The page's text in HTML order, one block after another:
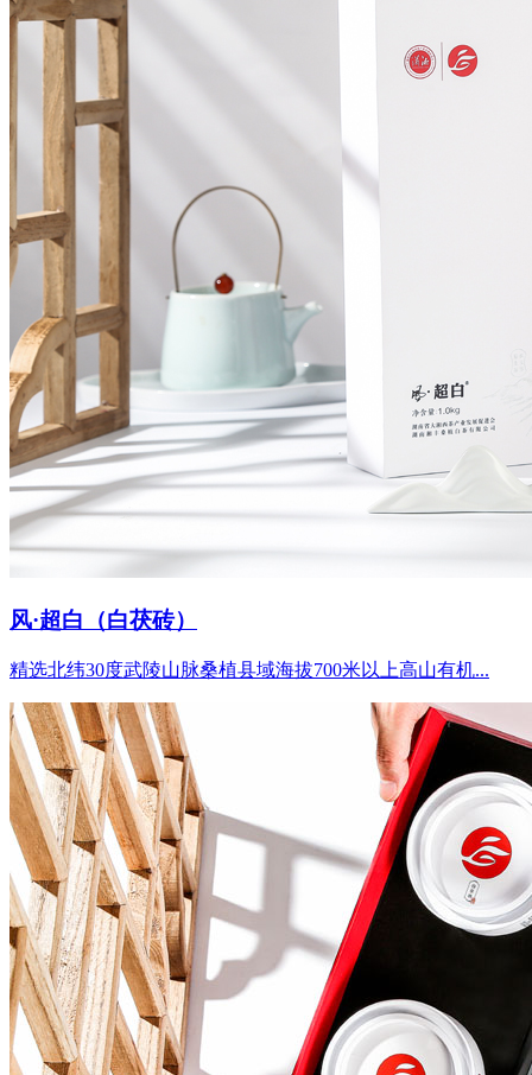
风·超白（白茯砖）
​精选北纬30度武陵山脉桑植县域海拔700米以上高山有机...